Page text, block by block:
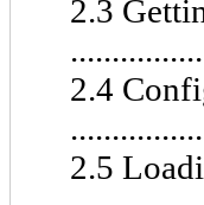
2.3
2.4
2.5